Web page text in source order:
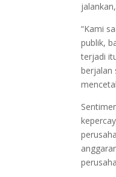
“Kami
publik,
terjadi
berjalan